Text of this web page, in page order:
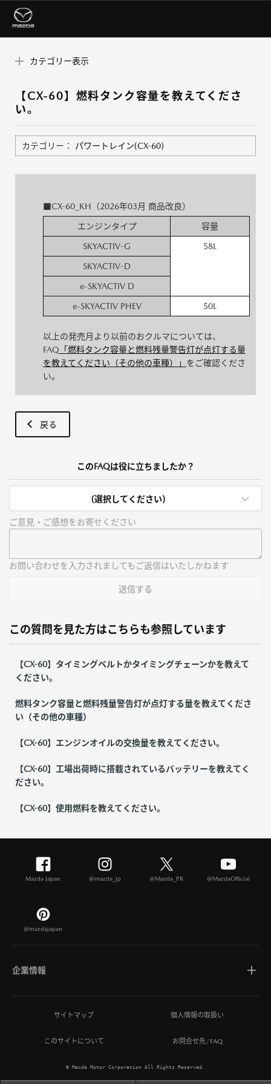
カテゴリー表示
【CX-60】燃料タンク容量を教えてくださ
い。
カテゴリー： パワートレイン(CX-60)
■CX-60_KH（2026年03月 商品改良）
エンジンタイプ 容量
SKYACTIV-G 58L
SKYACTIV-D
e-SKYACTIV D
e-SKYACTIV PHEV 50L
以上の発売月より以前のおクルマについては、
FAQ 「燃料タンク容量と燃料残量警告灯が点灯する量
を教えてください（その他の車種）」 をご確認くださ
い。
戻る
このFAQは役に立ちましたか？
(選択してください)
ご意見・ご感想をお寄せください
お問い合わせを入力されましてもご返信はいたしかねます
送信する
この質問を見た方はこちらも参照しています
【CX-60】タイミングベルトかタイミングチェーンかを教えて
ください。
燃料タンク容量と燃料残量警告灯が点灯する量を教えてくださ
い（その他の車種）
【CX-60】エンジンオイルの交換量を教えてください。
【CX-60】工場出荷時に搭載されているバッテリーを教えてく
ださい。
【CX-60】使用燃料を教えてください。
Mazda Japan @mazda_jp @Mazda_PR @MazdaOfficial
@mazdajapan
企業情報
マツダについて
ひとを想う価値創造
サイトマップ 個人情報の取扱い
このサイトについて お問合せ先/FAQ
© Mazda Motor Corporation All Rights Reserved.